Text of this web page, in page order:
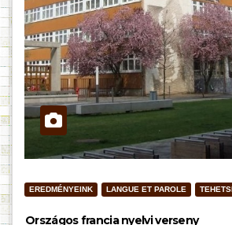
EREDMÉNYEINK LANGUE ET PAROLE
Országos francia nyelvi verseny